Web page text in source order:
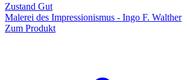
Zustand Gut
Malerei des Impressionismus - Ingo F. Walther
Zum Produkt